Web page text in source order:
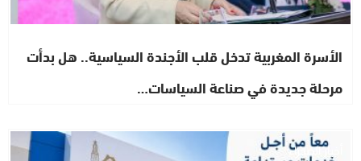
الأسرة المغربية تدخل قلب الأجندة السياسية.. هل بدأت
مرحلة جديدة في صناعة السياسات…
أخبار الصحراء